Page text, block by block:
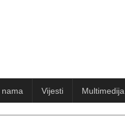
nama Vijesti Multimedija